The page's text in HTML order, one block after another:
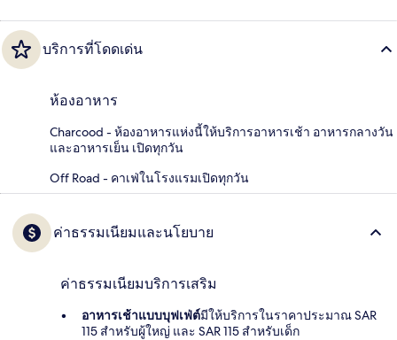
บริการที่โดดเด่น
ห้องอาหาร
Charcood - ห้องอาหารแห่งนี้ให้บริการอาหารเช้า อาหารกลางวัน
และอาหารเย็น เปิดทุกวัน
Off Road - คาเฟ่ในโรงแรมเปิดทุกวัน
ค่าธรรมเนียมและนโยบาย
ค่าธรรมเนียมบริการเสริม
อาหารเช้าแบบบุฟเฟ่ต์มีให้บริการในราคาประมาณ SAR
115 สำหรับผู้ใหญ่ และ SAR 115 สำหรับเด็ก